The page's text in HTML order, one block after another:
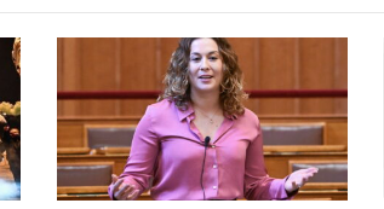
é
k
m
i
n
d
e